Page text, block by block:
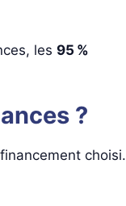
les 95 %
?
choisi.